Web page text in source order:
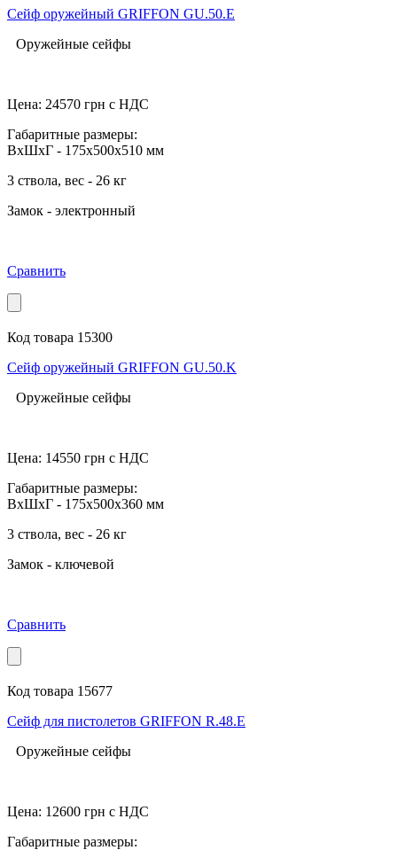
Сейф оружейный GRIFFON GU.50.E
Оружейные сейфы
Цена: 24570 грн с НДС
Габаритные размеры:
ВхШхГ - 175x500x510 мм
3 ствола, вес - 26 кг
Замок - электронный
Сравнить
Код товара 15300
Сейф оружейный GRIFFON GU.50.K
Оружейные сейфы
Цена: 14550 грн с НДС
Габаритные размеры:
ВхШхГ - 175x500x360 мм
3 ствола, вес - 26 кг
Замок - ключевой
Сравнить
Код товара 15677
Сейф для пистолетов GRIFFON R.48.E
Оружейные сейфы
Цена: 12600 грн с НДС
Габаритные размеры: